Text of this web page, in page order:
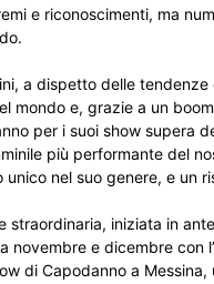
e riconoscimenti, ma
a dispetto delle
mondo e, grazie a un
per i suoi show supera
più performante del
unico nel suo genere, e un
straordinaria, iniziata in
novembre e dicembre con
di Capodanno a